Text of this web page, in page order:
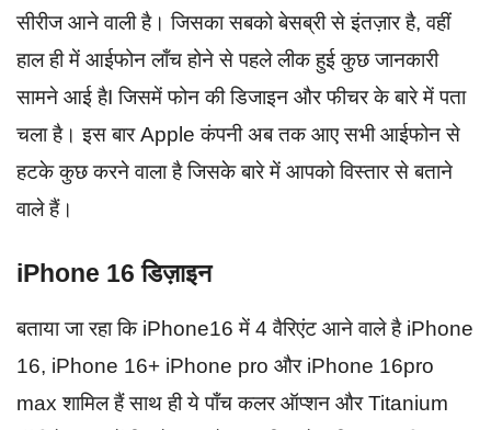
सीरीज आने वाली है। जिसका सबको बेसब्री से इंतज़ार है, वहीं
हाल ही में आईफोन लॉंच होने से पहले लीक हुई कुछ जानकारी
सामने आई हैI जिसमें फोन की डिजाइन और फीचर के बारे में पता
चला है। इस बार Apple कंपनी अब तक आए सभी आईफोन से
हटके कुछ करने वाला है जिसके बारे में आपको विस्तार से बताने
वाले हैं।
iPhone 16 डिज़ाइन
बताया जा रहा कि iPhone16 में 4 वैरिएंट आने वाले है iPhone
16, iPhone 16+ iPhone pro और iPhone 16pro
max शामिल हैं साथ ही ये पाँच कलर ऑप्शन और Titanium